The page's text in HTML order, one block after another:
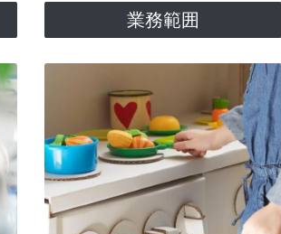
業務範囲